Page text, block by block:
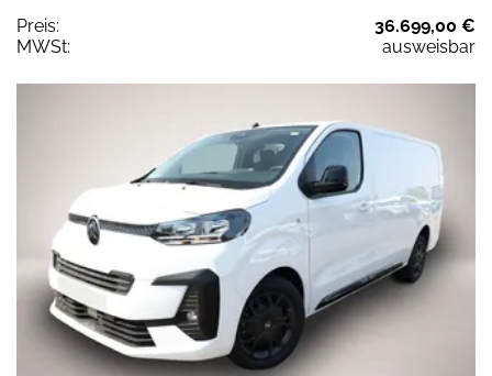
Preis:
36.699,00 €
MWSt:
ausweisbar